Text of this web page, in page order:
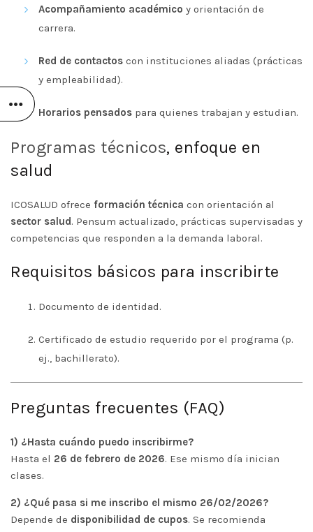
Acompañamiento académico y orientación de
carrera.
Red de contactos con instituciones aliadas (prácticas
y empleabilidad).
Horarios pensados para quienes trabajan y estudian.
Programas técnicos, enfoque en
salud
ICOSALUD ofrece formación técnica con orientación al
sector salud. Pensum actualizado, prácticas supervisadas y
competencias que responden a la demanda laboral.
Requisitos básicos para inscribirte
Documento de identidad.
Certificado de estudio requerido por el programa (p.
ej., bachillerato).
Preguntas frecuentes (FAQ)
1) ¿Hasta cuándo puedo inscribirme?
Hasta el 26 de febrero de 2026. Ese mismo día inician
clases.
2) ¿Qué pasa si me inscribo el mismo 26/02/2026?
Depende de disponibilidad de cupos. Se recomienda